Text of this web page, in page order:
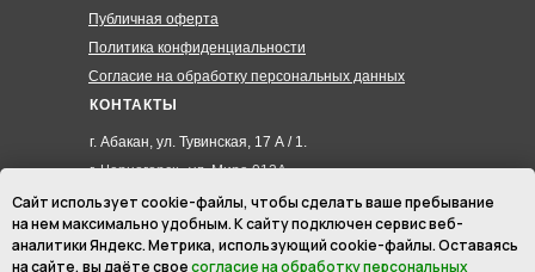
Публичная оферта
Политика конфиденциальности
Согласие на обработку персональных данных
КОНТАКТЫ
г. Абакан, ул. Тувинская, 17 А / 1.
г. Черногорск , ул. Мира 012А
8 (3902) 285-171
8 (908) 326-24-00
8 (902) 467-09-70
Сайт использует cookie-файлы, чтобы сделать ваше пребывание
на нем максимально удобным. К cайту подключен сервис веб-
аналитики Яндекс. Метрика, использующий cookie-файлы. Оставаясь
на сайте, вы даёте своесогласие на обработку персональных